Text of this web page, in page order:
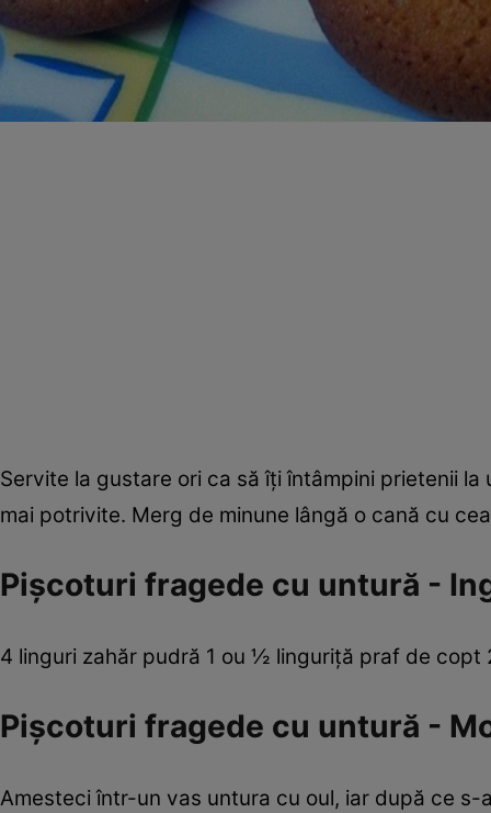
Servite la gustare ori ca să îţi întâmpini prietenii
mai potrivite. Merg de minune lângă o cană cu
Pişcoturi fragede cu untură -
4 linguri zahăr pudră 1 ou ½ linguriţă praf de copt
Pişcoturi fragede cu untură -
Amesteci într-un vas untura cu oul, iar după ce